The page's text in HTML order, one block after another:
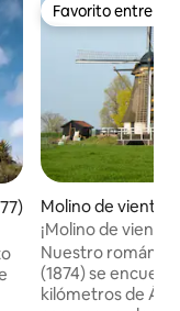
promedio: 4.95 de
Favorito entre
Favorito entre
Molino de viento
e
¡Molino de
Nuestro
(1874) se
kilómetros de